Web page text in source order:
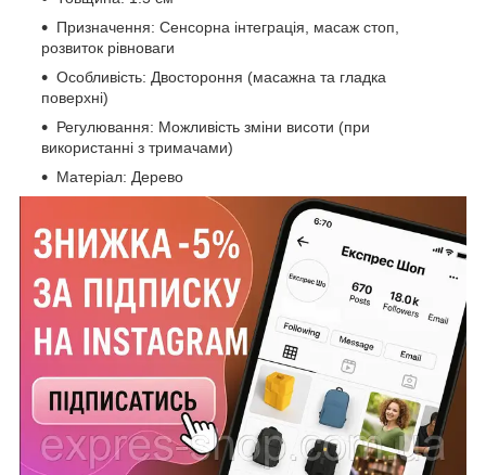
Призначення: Сенсорна інтеграція, масаж стоп,
розвиток рівноваги
Особливість: Двостороння (масажна та гладка
поверхні)
Регулювання: Можливість зміни висоти (при
використанні з тримачами)
Матеріал: Дерево